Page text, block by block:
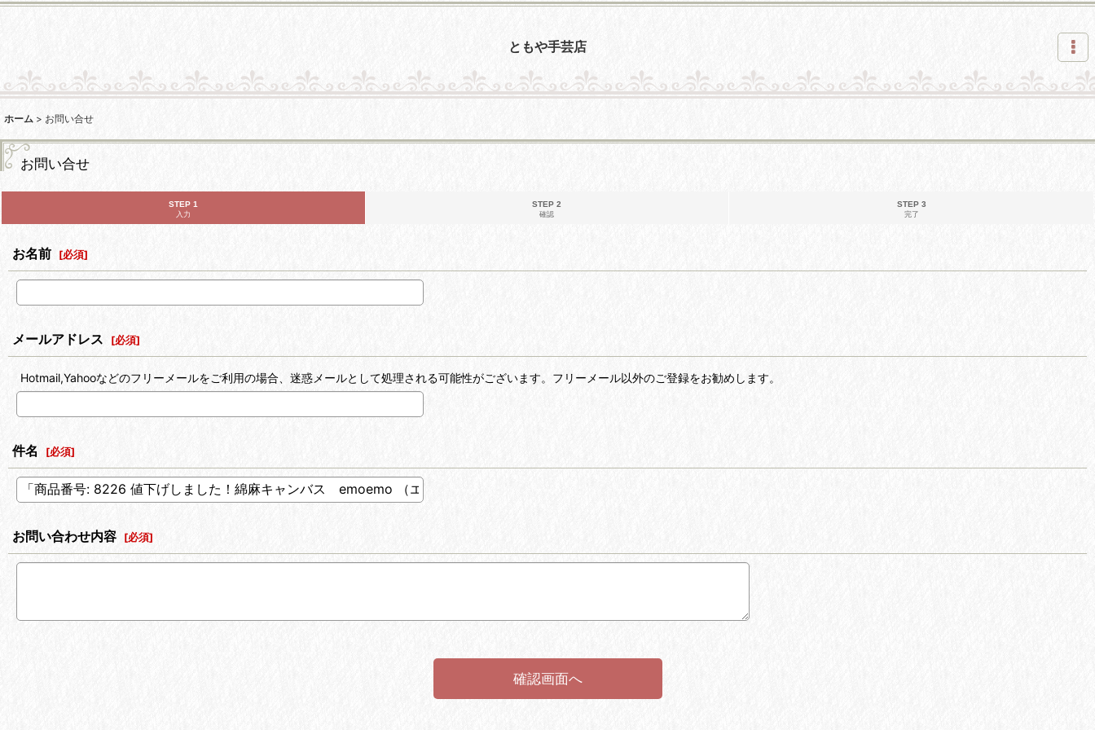
ともや手芸店
ホーム > お問い合せ
お問い合せ
STEP 1
入力
STEP 2
確認
STEP 3
完了
お名前 [必須]
メールアドレス [必須]
Hotmail,Yahooなどのフリーメールをご利用の場合、迷惑メールとして処理される可能性がございます。フリーメール以外のご登録をお勧めします。
件名 [必須]
お問い合わせ内容 [必須]
確認画面へ